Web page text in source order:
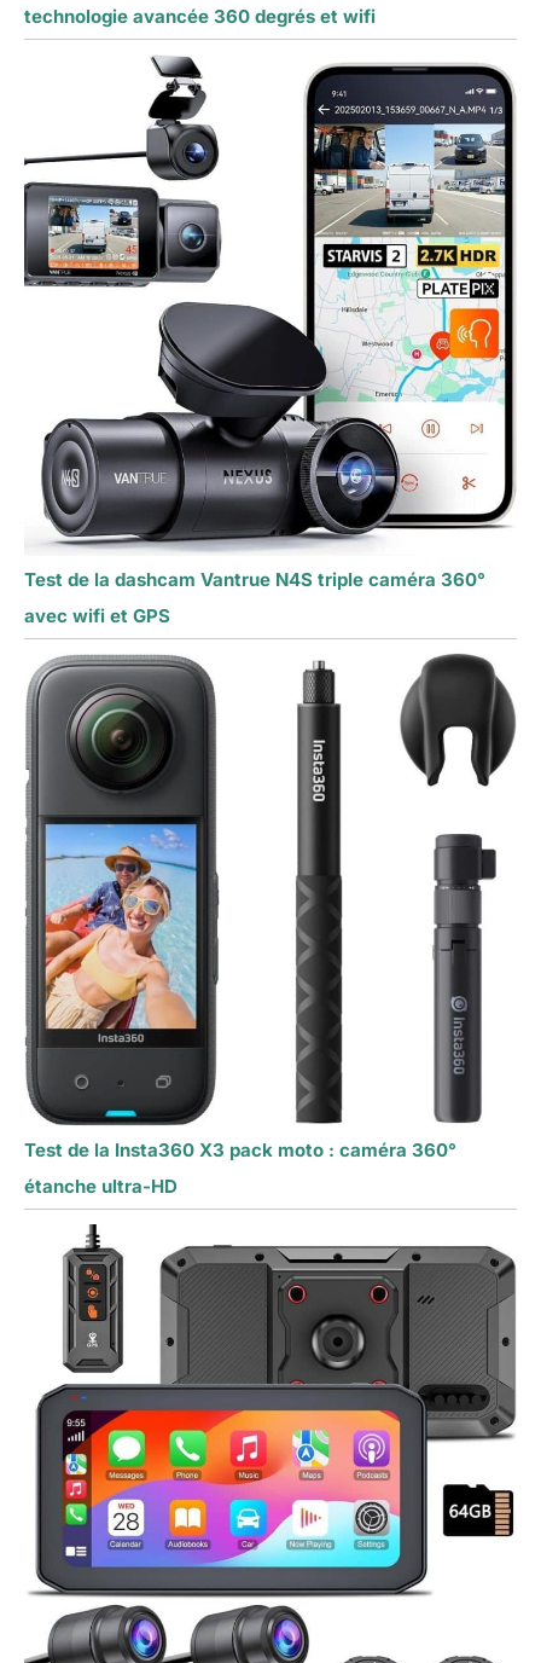
technologie avancée 360 degrés et wifi
Test de la dashcam Vantrue N4S triple caméra 360°
avec wifi et GPS
Test de la Insta360 X3 pack moto : caméra 360°
étanche ultra-HD